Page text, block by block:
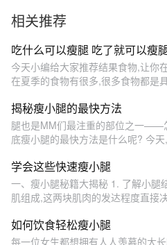
相关推荐
吃什么可以瘦腿 吃了就可以瘦
今天小编给大家推荐结果食物,让你
在夏季的食物有很多,很多食物都是
揭秘瘦小腿的最快方法
腿也是MM们最注重的部位之一——
底瘦小腿的最快方法是什么呢? 今
学会这些快速瘦小腿
一、瘦小腿秘籍大揭秘 1. 了解小腿
肌组成,这两块肌肉的发达程度直接
如何饮食轻松瘦小腿
每一位女生都想拥有人人羡慕的大